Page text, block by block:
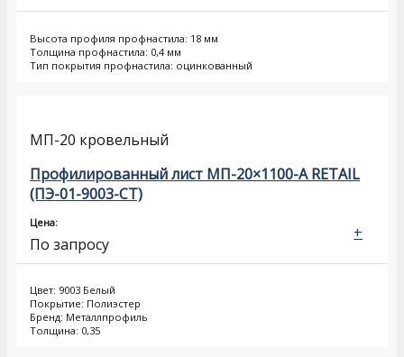
Высота профиля профнастила: 18 мм
Толщина профнастила: 0,4 мм
Тип покрытия профнастила: оцинкованный
МП-20 кровельный
Профилированный лист МП-20×1100-A RETAIL
(ПЭ-01-9003-СТ)
Цена:
По запросу
Цвет: 9003 Белый
Покрытие: Полиэстер
Бренд: Металлпрофиль
Толщина: 0,35
+